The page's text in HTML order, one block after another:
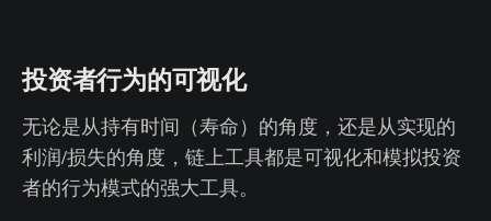
投资者行为的可视化
无论是从持有时间（寿命）的角度，还是从实现的
利润/损失的角度，链上工具都是可视化和模拟投资
者的行为模式的强大工具。